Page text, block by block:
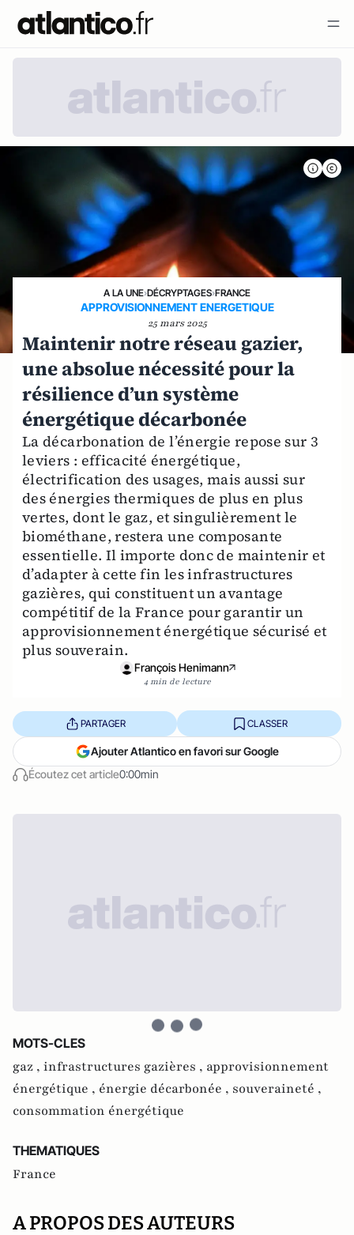
A LA UNE›DÉCRYPTAGES›FRANCE
APPROVISIONNEMENT ENERGETIQUE
25 mars 2025
Maintenir notre réseau gazier,
une absolue nécessité pour la
résilience d’un système
énergétique décarbonée
La décarbonation de l’énergie repose sur 3
leviers : efficacité énergétique,
électrification des usages, mais aussi sur
des énergies thermiques de plus en plus
vertes, dont le gaz, et singulièrement le
biométhane, restera une composante
essentielle. Il importe donc de maintenir et
d’adapter à cette fin les infrastructures
gazières, qui constituent un avantage
compétitif de la France pour garantir un
approvisionnement énergétique sécurisé et
plus souverain.
François Henimann
4 min de lecture
Écoutez cet article0:00min
PARTAGER CLASSER
Ajouter Atlantico en favori sur Google
MOTS-CLES
gaz , infrastructures gazières , approvisionnement
énergétique , énergie décarbonée , souveraineté ,
consommation énergétique
THEMATIQUES
France
A PROPOS DES AUTEURS